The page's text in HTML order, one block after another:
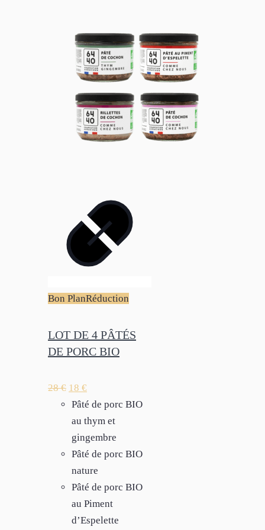
Bon PlanRéduction
LOT DE 4 PÂTÉS
DE PORC BIO
28€ 18 €
Pâté de porc BIO
au thym et
gingembre
Pâté de porc BIO
nature
Pâté de porc BIO
au Piment
d’Espelette